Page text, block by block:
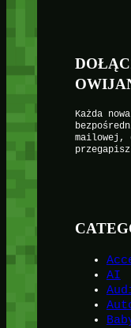
Każda
mailowej,
AI